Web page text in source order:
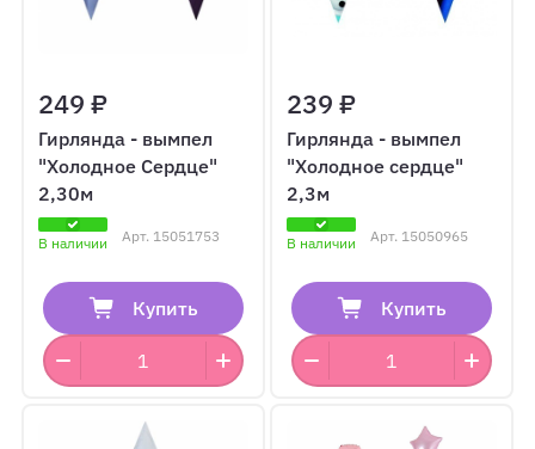
249 ₽
Гирлянда - вымпел
"Холодное Сердце"
2,30м
В наличии Арт. 15051753
Купить
239 ₽
Гирлянда - вымпел
"Холодное сердце"
2,3м
В наличии Арт. 15050965
Купить